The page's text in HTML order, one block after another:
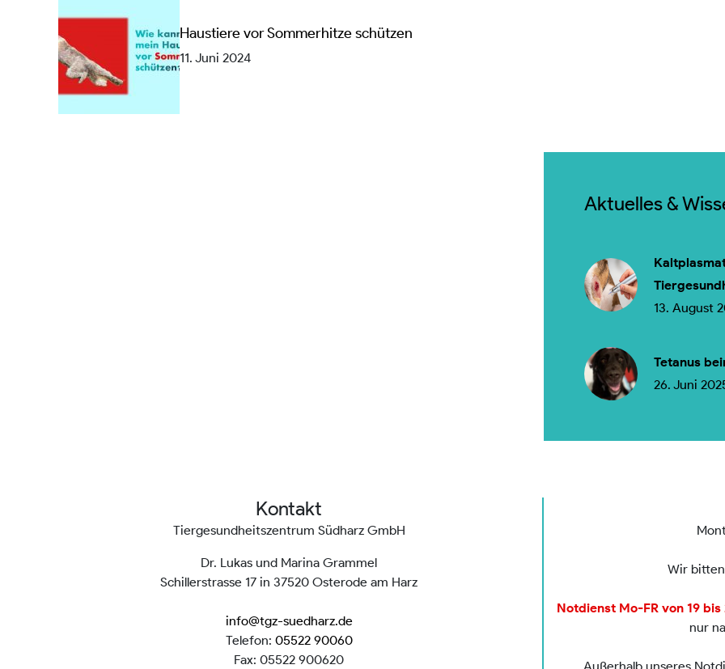
Haustiere vor Sommerhitze schützen
11. Juni 2024
Aktuelles &
13. August
Tetanus
26. Juni
Kontakt
Tiergesundheitszentrum Südharz GmbH
Dr. Lukas und Marina Grammel
Schillerstrasse 17 in 37520 Osterode am Harz
info@tgz-suedharz.de
Telefon: 05522 90060
Fax: 05522 900620
Wir
Notdienst Mo-FR von 19
nur